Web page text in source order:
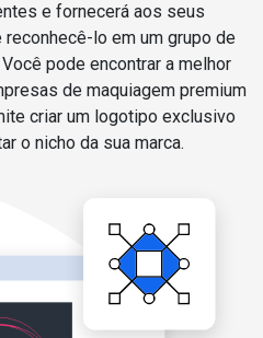
e fornecerá aos seus
lo em um grupo de
pode encontrar a melhor
de maquiagem premium
criar um logotipo exclusivo
o nicho da sua marca.